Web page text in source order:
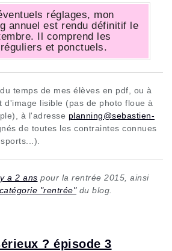
réglages, mon
annuel est rendu définitif le
Il comprend les
et ponctuels.
temps de mes élèves en pdf, ou à
d'image lisible (pas de photo floue à
à l'adresse planning@sebastien-
de toutes les contraintes connues
a 2 ans pour la rentrée 2015, ainsi
"rentrée"du blog.
? épisode 3